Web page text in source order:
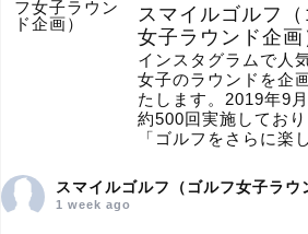
スマイルゴルフ（
女子ラウンド企画
インスタグラムで人
女子のラウンドを企
たします。2019年9
約500回実施しており
「ゴルフをさらに楽
スマイルゴルフ（ゴルフ女子ラウ
1 week ago